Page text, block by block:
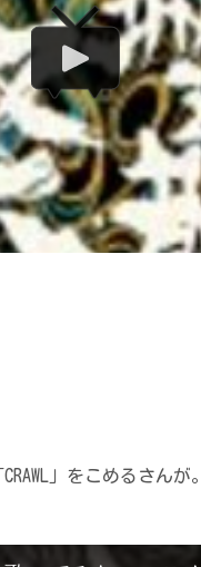
」をこめるさんが。